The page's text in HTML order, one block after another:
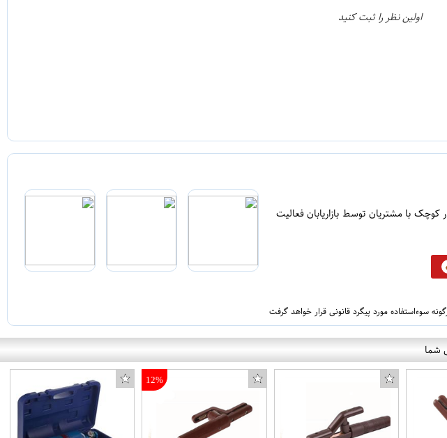
اولین نظر را ثبت کنید
کوچک با مشتریان توسط بازاریابان فعالیت
سوءاستفاده مورد پیگرد قانونی قرار خواهد گرفت
شما
12%